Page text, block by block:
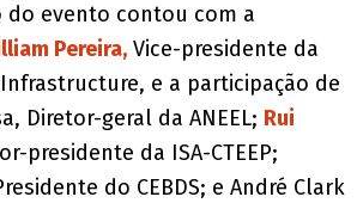
do evento contou com a
Pereira, Vice-presidente da
e a participação de
Diretor-geral da ANEEL; Rui
presidente da ISA-CTEEP;
do CEBDS; e André Clark